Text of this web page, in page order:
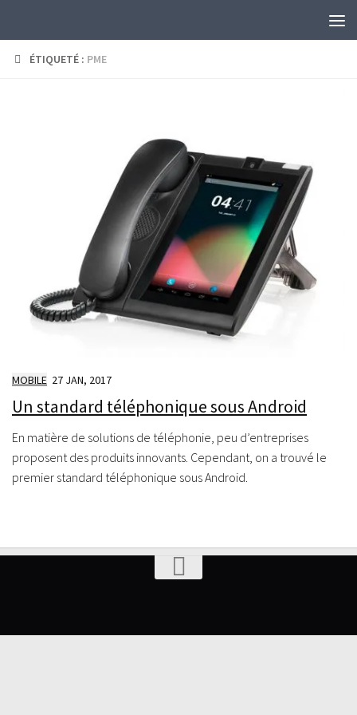
ÉTIQUETÉ : PME
MOBILE 27 JAN, 2017
Un standard téléphonique sous Android
En matière de solutions de téléphonie, peu d’entreprises
proposent des produits innovants. Cependant, on a trouvé le
premier standard téléphonique sous Android.